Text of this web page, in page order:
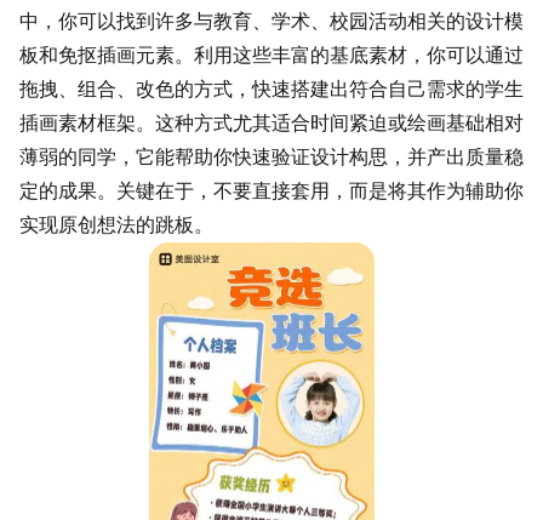
中，你可以找到许多与教育、学术、校园活动相关的设计模
板和免抠插画元素。利用这些丰富的基底素材，你可以通过
拖拽、组合、改色的方式，快速搭建出符合自己需求的学生
插画素材框架。这种方式尤其适合时间紧迫或绘画基础相对
薄弱的同学，它能帮助你快速验证设计构思，并产出质量稳
定的成果。关键在于，不要直接套用，而是将其作为辅助你
实现原创想法的跳板。